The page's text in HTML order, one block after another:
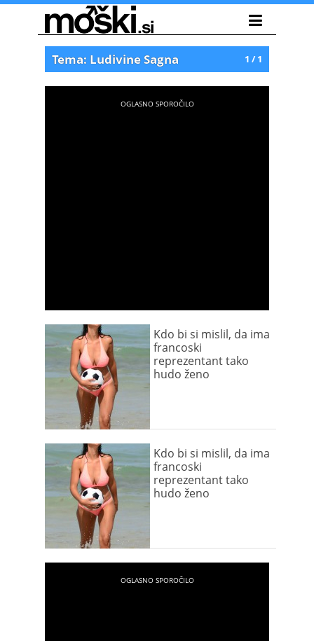
1 / 1
Tema: Ludivine Sagna
Kdo bi si mislil, da ima
francoski
reprezentant tako
hudo ženo
Kdo bi si mislil, da ima
francoski
reprezentant tako
hudo ženo